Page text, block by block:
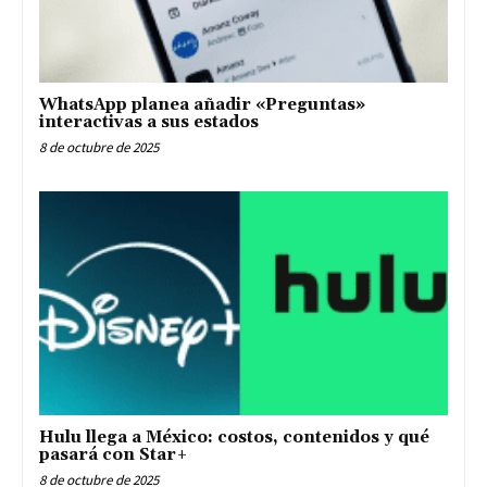
WhatsApp planea añadir «Preguntas»
interactivas a sus estados
8 de octubre de 2025
Hulu llega a México: costos, contenidos y qué
pasará con Star+
8 de octubre de 2025